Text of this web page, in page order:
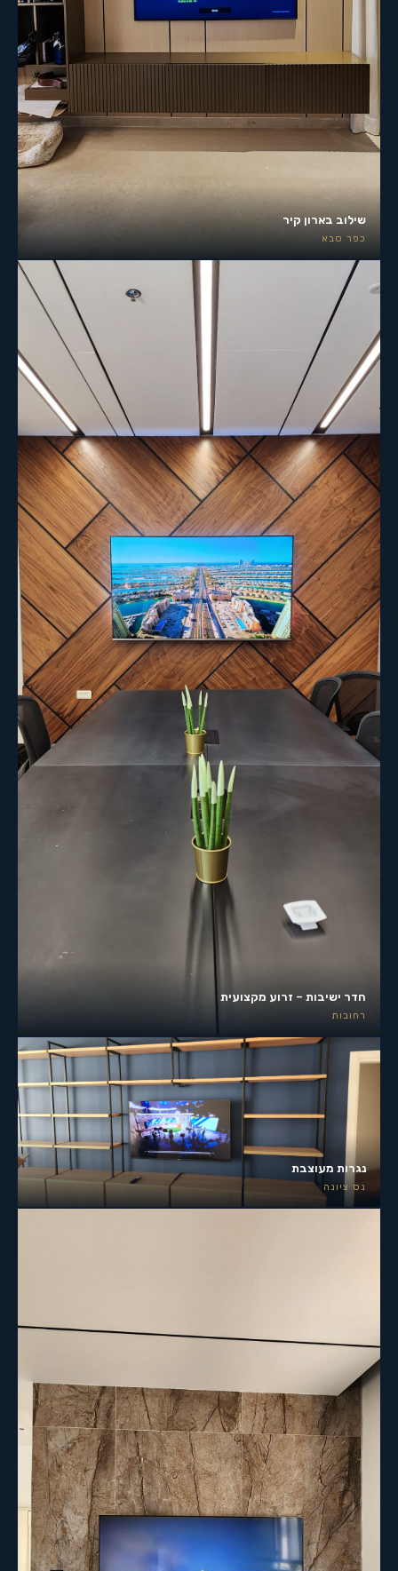
שילוב בארון קיר
כפר סבא
חדר ישיבות – זרוע מקצועית
רחובות
נגרות מעוצבת
נס ציונה